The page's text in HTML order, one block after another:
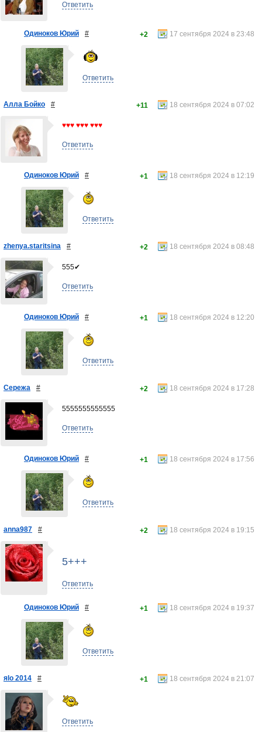
Ответить
Одиноков Юрий # 17 сентября 2024 в 23:48
+2
Ответить
Алла Бойко # 18 сентября 2024 в 07:02
+11
♥♥♥ ♥♥♥ ♥♥♥
Ответить
Одиноков Юрий # 18 сентября 2024 в 12:19
+1
Ответить
zhenya.staritsina # 18 сентября 2024 в 08:48
+2
555✔
Ответить
Одиноков Юрий # 18 сентября 2024 в 12:20
+1
Ответить
Сережа # 18 сентября 2024 в 17:28
+2
5555555555555
Ответить
Одиноков Юрий # 18 сентября 2024 в 17:56
+1
Ответить
anna987 # 18 сентября 2024 в 19:15
+2
5+++
Ответить
Одиноков Юрий # 18 сентября 2024 в 19:37
+1
Ответить
яlo 2014 # 18 сентября 2024 в 21:07
+1
Ответить